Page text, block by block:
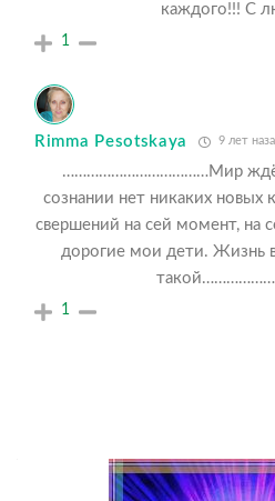
каждого!!! С
1
Rimma Pesotskaya 9 лет
………………………………Мир
сознании нет никаких новых
свершений на сей момент, на
дорогие мои дети. Жизнь
1